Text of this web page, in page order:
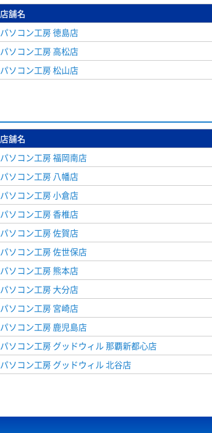
店舗名
パソコン工房 徳島店
パソコン工房 高松店
パソコン工房 松山店
店舗名
パソコン工房 福岡南店
パソコン工房 八幡店
パソコン工房 小倉店
パソコン工房 香椎店
パソコン工房 佐賀店
パソコン工房 佐世保店
パソコン工房 熊本店
パソコン工房 大分店
パソコン工房 宮崎店
パソコン工房 鹿児島店
パソコン工房 グッドウィル 那覇新都心店
パソコン工房 グッドウィル 北谷店